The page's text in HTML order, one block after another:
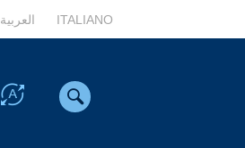
العربية ITALIANO